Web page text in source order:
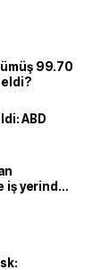
99.70
ABD
iş yerinde